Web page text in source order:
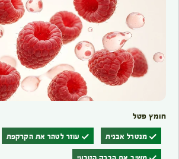
חומץ פטל
מנטרל אבנית עוזר לטהר את הקרקפת